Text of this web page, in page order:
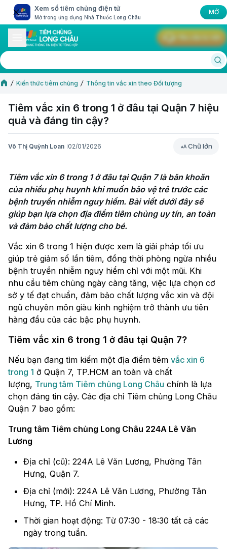
Xem sổ tiêm chủng điện tử
Mở trong ứng dụng Nhà Thuốc Long Châu
MỞ
Kiến thức tiêm chủng Thông tin vắc xin theo Đối tượng
Tiêm vắc xin 6 trong 1 ở đâu tại Quận 7 hiệu
quả và đáng tin cậy?
Võ Thị Quỳnh Loan 02/01/2026 Chữ lớn
Chữ lớn
Tiêm vắc xin 6 trong 1 ở đâu tại Quận 7 là băn khoăn
của nhiều phụ huynh khi muốn bảo vệ trẻ trước các
bệnh truyền nhiễm nguy hiểm. Bài viết dưới đây sẽ
giúp bạn lựa chọn địa điểm tiêm chủng uy tín, an toàn
và đảm bảo chất lượng cho bé.
Vắc xin 6 trong 1 hiện được xem là giải pháp tối ưu
giúp trẻ giảm số lần tiêm, đồng thời phòng ngừa nhiều
bệnh truyền nhiễm nguy hiểm chỉ với một mũi. Khi
nhu cầu tiêm chủng ngày càng tăng, việc lựa chọn cơ
sở y tế đạt chuẩn, đảm bảo chất lượng vắc xin và đội
ngũ chuyên môn giàu kinh nghiệm trở thành ưu tiên
hàng đầu của các bậc phụ huynh.
Tiêm vắc xin 6 trong 1 ở đâu tại Quận 7?
Nếu bạn đang tìm kiếm một địa điểm tiêm vắc xin 6
trong 1 ở Quận 7, TP.HCM an toàn và chất
lượng, Trung tâm Tiêm chủng Long Châu chính là lựa
chọn đáng tin cậy. Các địa chỉ Tiêm chủng Long Châu
Quận 7 bao gồm:
Trung tâm Tiêm chủng Long Châu 224A Lê Văn
Lương
Địa chỉ (cũ): 224A Lê Văn Lương, Phường Tân
Hưng, Quận 7.
Địa chỉ (mới): 224A Lê Văn Lương, Phường Tân
Hưng, TP. Hồ Chí Minh.
Thời gian hoạt động: Từ 07:30 - 18:30 tất cả các
ngày trong tuần.